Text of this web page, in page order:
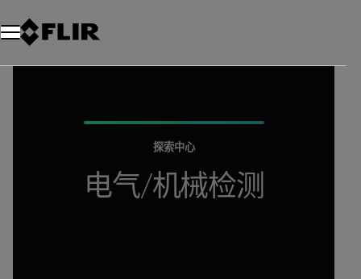
探索中心
电气/机械检测